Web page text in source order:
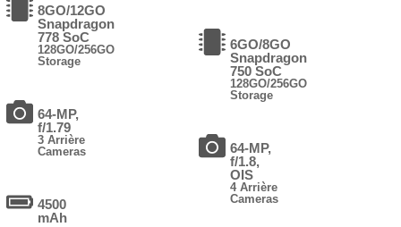
8GO/12GO
Snapdragon
778 SoC
128GO/256GO
Storage
64-MP,
f/1.79
3 Arrière
Cameras
4500
mAh
6GO/8GO
Snapdragon
750 SoC
128GO/256GO
Storage
64-MP,
f/1.8,
OIS
4 Arrière
Cameras